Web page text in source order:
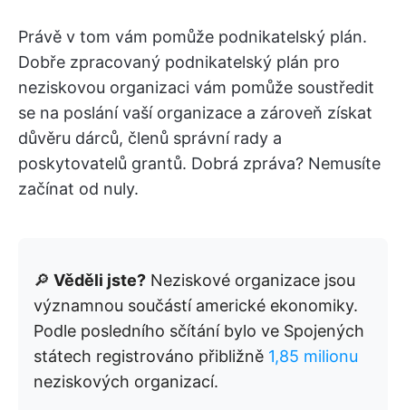
Právě v tom vám pomůže podnikatelský plán.
Dobře zpracovaný podnikatelský plán pro
neziskovou organizaci vám pomůže soustředit
se na poslání vaší organizace a zároveň získat
důvěru dárců, členů správní rady a
poskytovatelů grantů. Dobrá zpráva? Nemusíte
začínat od nuly.
🔎 Věděli jste? Neziskové organizace jsou
významnou součástí americké ekonomiky.
Podle posledního sčítání bylo ve Spojených
státech registrováno přibližně 1,85 milionu
neziskových organizací. ​